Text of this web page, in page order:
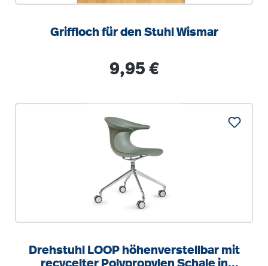
Griffloch für den Stuhl Wismar
Regulärer Preis:
9,95 €
Drehstuhl LOOP höhenverstellbar mit
recycelter Polypropylen Schale in